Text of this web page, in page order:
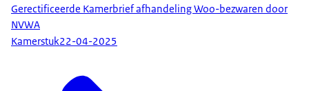
Gerectificeerde Kamerbrief afhandeling Woo-bezwaren door
NVWA
Kamerstuk22-04-2025